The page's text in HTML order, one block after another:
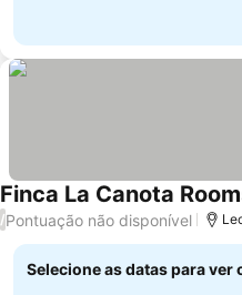
Finca La Canota
/Pontuação não disponível
Selecione as datas para ver